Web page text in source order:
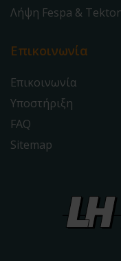
Λήψη Fespa &
Επικοινωνία
Επικοινωνία
Υποστήριξη
FAQ
Sitemap